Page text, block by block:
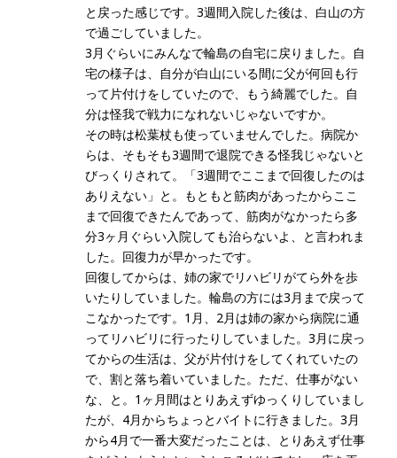
と戻った感じです。3週間入院した後は、白山の方
で過ごしていました。
3月ぐらいにみんなで輪島の自宅に戻りました。自
宅の様子は、自分が白山にいる間に父が何回も行
って片付けをしていたので、もう綺麗でした。自
分は怪我で戦力になれないじゃないですか。
その時は松葉杖も使っていませんでした。病院か
らは、そもそも3週間で退院できる怪我じゃないと
びっくりされて。「3週間でここまで回復したのは
ありえない」と。もともと筋肉があったからここ
まで回復できたんであって、筋肉がなかったら多
分3ヶ月ぐらい入院しても治らないよ、と言われま
した。回復力が早かったです。
回復してからは、姉の家でリハビリがてら外を歩
いたりしていました。輪島の方には3月まで戻って
こなかったです。1月、2月は姉の家から病院に通
ってリハビリに行ったりしていました。3月に戻っ
てからの生活は、父が片付けをしてくれていたの
で、割と落ち着いていました。ただ、仕事がない
な、と。1ヶ月間はとりあえずゆっくりしていまし
たが、4月からちょっとバイトに行きました。3月
から4月で一番大変だったことは、とりあえず仕事